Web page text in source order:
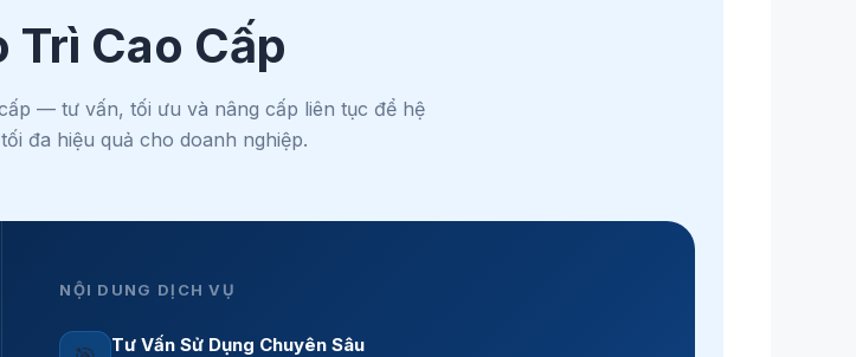
Trì Cao Cấp
— tư vấn, tối ưu và nâng cấp liên tục để hệ
đa hiệu quả cho doanh nghiệp.
NỘI DUNG DỊCH VỤ
Tư Vấn Sử Dụng Chuyên Sâu